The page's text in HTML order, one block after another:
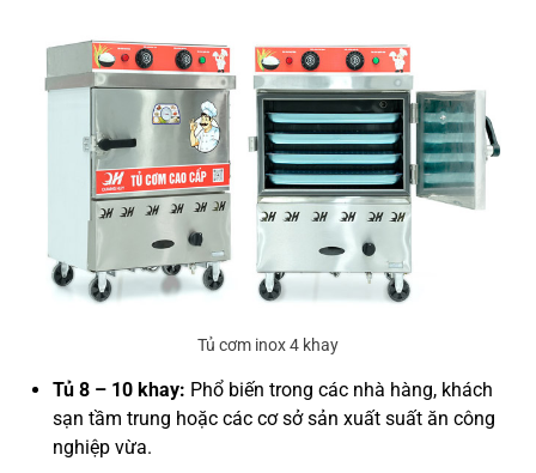
Tủ cơm inox 4 khay
Tủ 8 – 10 khay: Phổ biến trong các nhà hàng, khách
sạn tầm trung hoặc các cơ sở sản xuất suất ăn công
nghiệp vừa.